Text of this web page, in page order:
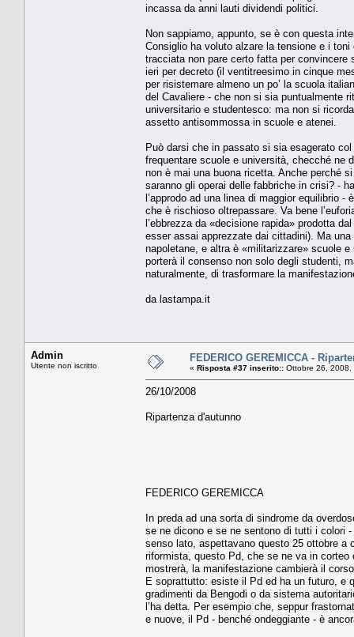
incassa da anni lauti dividendi politici.
Non sappiamo, appunto, se è con questa
Consiglio ha voluto alzare la tensione e i
tracciata non pare certo fatta per
ieri per decreto (il ventitreesimo in cinque
per risistemare almeno un po’ la scuola
del Cavaliere - che non si sia puntualmente
universitario e studentesco: ma non si
assetto antisommossa in scuole e atenei.
Può darsi che in passato si sia esagerato
frequentare scuole e università, checché ne
non è mai una buona ricetta. Anche perché
saranno gli operai delle fabbriche in crisi? -
l’approdo ad una linea di maggior equilibrio
che è rischioso oltrepassare. Va bene
l’ebbrezza da «decisione rapida» prodotta
esser assai apprezzate dai cittadini). Ma
napoletane, e altra è «militarizzare» scuole
porterà il consenso non solo degli studenti,
naturalmente, di trasformare la
da lastampa.it
Admin
Utente non iscritto
FEDERICO GEREMICCA -
« Risposta #37 inserito:: Ottobre 26, 2008,
26/10/2008
Ripartenza d'autunno
FEDERICO GEREMICCA
In preda ad una sorta di sindrome da
se ne dicono e se ne sentono di tutti i colori
senso lato, aspettavano questo 25 ottobre a
riformista, questo Pd, che se ne va in
mostrerà, la manifestazione cambierà il
E soprattutto: esiste il Pd ed ha un futuro, e
gradimenti da Bengodi o da sistema
l’ha detta. Per esempio che, seppur
e nuove, il Pd - benché ondeggiante - è